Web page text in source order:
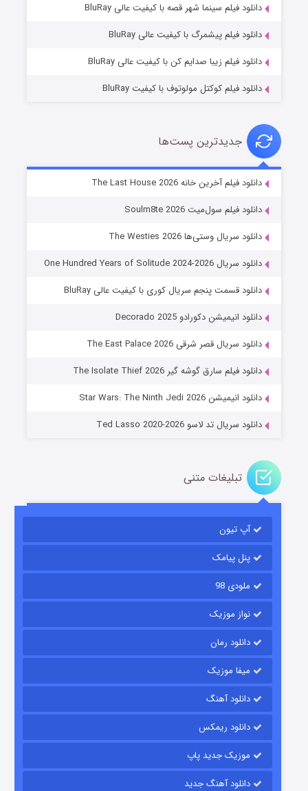
خاندان اژدها فصل ۳
جادوگری در مغولستان
قسمت۱۴ (زیرنویس) منتشر شد
رویایی برای تو
قسمت
دانلود فیلم سینما شهر قصه با کیفیت عالی BluRay
دانلود فیلم پیشمرگ با کیفیت عالی BluRay
دانلود فیلم زیبا صدایم کن با کیفیت عالی BluRay
دانلود فیلم کوکتل مولوتوف با کیفیت BluRay
جدیدترین پست‌ها
دانلود فیلم آخرین خانه The Last House 2026
دانلود فیلم سول‌میت Soulm8te 2026
دانلود سریال وستی‌ها The Westies 2026
دانلود سریال One Hundred Years of Solitude 2024-2026
دانلود قسمت پنجم سریال کوری با کیفیت عالی BluRay
دانلود انیمیشن دکورادو Decorado 2025
دانلود سریال قصر شرقی The East Palace 2026
دانلود فیلم سارق گوشه گیر The Isolate Thief 2026
دانلود انیمیشن Star Wars: The Ninth Jedi 2026
دانلود سریال تد لاسو Ted Lasso 2020-2026
تبلیغات متنی
آپ تیون
پنل پیامک
ملودی 98
نواز موزیک
دانلود رمان
میفا موزیک
دانلود آهنگ
دانلود ریمکس
موزیک جدید پاپ
دانلود آهنگ جدید